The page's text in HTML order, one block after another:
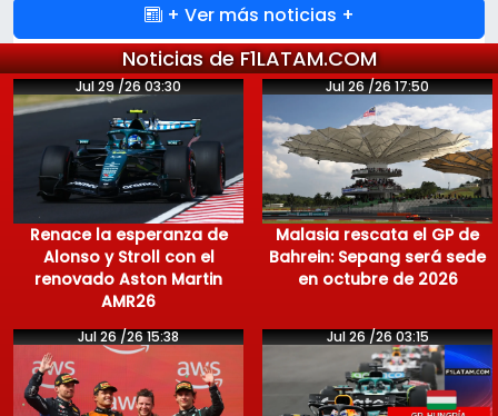
+ Ver más noticias +
Noticias de F1LATAM.COM
Jul 29 /26 03:30
Renace la esperanza de
Alonso y Stroll con el
renovado Aston Martin
AMR26
Jul 26 /26 17:50
Malasia rescata el GP de
Bahrein: Sepang será sede
en octubre de 2026
Jul 26 /26 15:38 Jul 26 /26 03:15